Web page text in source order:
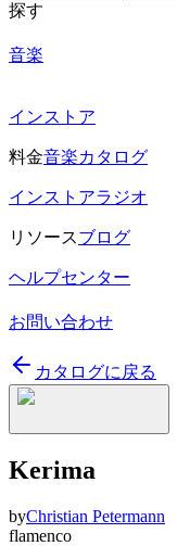
探す
音楽
インストア
料金音楽カタログ
インストアラジオ
リソースブログ
ヘルプセンター
お問い合わせ
カタログに戻る
Kerima
byChristian Petermann
flamenco